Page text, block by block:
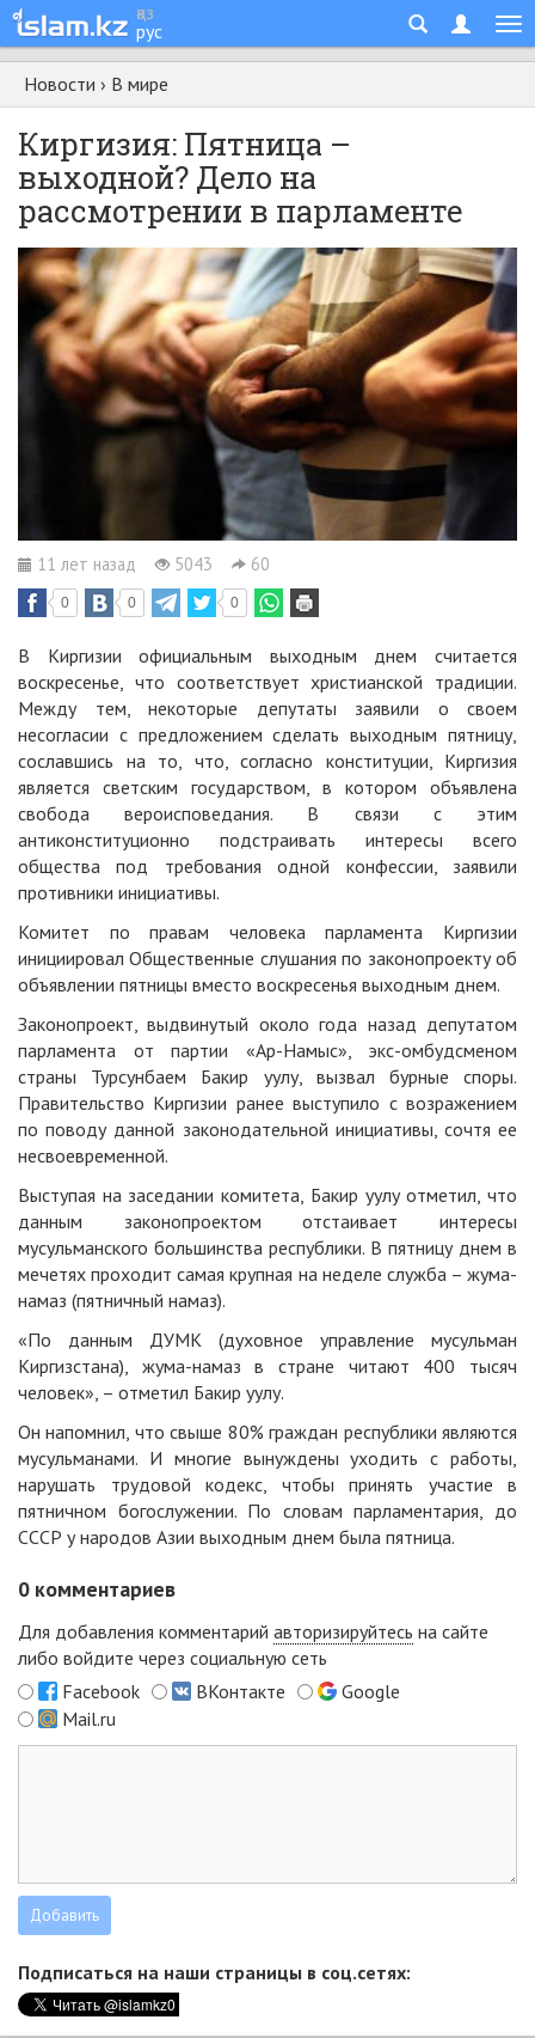
қаз
рус
Новости › В мире
Киргизия: Пятница –
выходной? Дело на
рассмотрении в парламенте
11 лет назад 5043 60
0 0 0
В Киргизии официальным выходным днем считается
воскресенье, что соответствует христианской традиции.
Между тем, некоторые депутаты заявили о своем
несогласии с предложением сделать выходным пятницу,
сославшись на то, что, согласно конституции, Киргизия
является светским государством, в котором объявлена
свобода вероисповедания. В связи с этим
антиконституционно подстраивать интересы всего
общества под требования одной конфессии, заявили
противники инициативы.
Комитет по правам человека парламента Киргизии
инициировал Общественные слушания по законопроекту об
объявлении пятницы вместо воскресенья выходным днем.
Законопроект, выдвинутый около года назад депутатом
парламента от партии «Ар-Намыс», экс-омбудсменом
страны Турсунбаем Бакир уулу, вызвал бурные споры.
Правительство Киргизии ранее выступило с возражением
по поводу данной законодательной инициативы, сочтя ее
несвоевременной.
Выступая на заседании комитета, Бакир уулу отметил, что
данным законопроектом отстаивает интересы
мусульманского большинства республики. В пятницу днем в
мечетях проходит самая крупная на неделе служба – жума-
намаз (пятничный намаз).
«По данным ДУМК (духовное управление мусульман
Киргизстана), жума-намаз в стране читают 400 тысяч
человек», – отметил Бакир уулу.
Он напомнил, что свыше 80% граждан республики являются
мусульманами. И многие вынуждены уходить с работы,
нарушать трудовой кодекс, чтобы принять участие в
пятничном богослужении. По словам парламентария, до
СССР у народов Азии выходным днем была пятница.
0 комментариев
Для добавления комментарий авторизируйтесь на сайте
либо войдите через социальную сеть
Facebook
ВКонтакте
Google
Mail.ru
Подписаться на наши страницы в соц.сетях: